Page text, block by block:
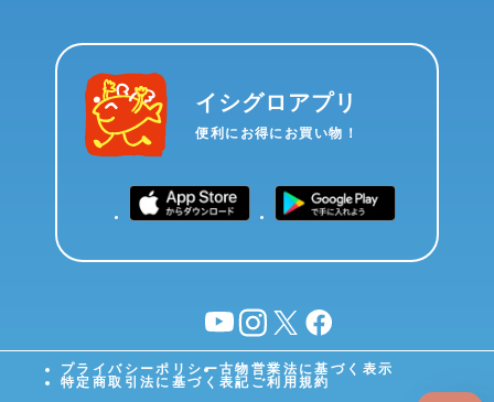
イシグロアプリ
便利にお得にお買い物！
YouTubeinstagram
X facebook
プライバシーポリシー古物営業法に基づく表示
特定商取引法に基づく表記 ご利用規約